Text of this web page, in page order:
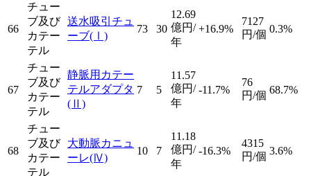
66
チュー
ブ及び
カテー
テル
送水吸引チュ
ーブ(Ⅰ)
73 30
12.69
億円/
年
+16.9%
7127
円/個 0.3%
67
チュー
ブ及び
カテー
テル
静脈用カテー
テルアダプタ
(Ⅱ)
7 5
11.57
億円/
年
-11.7%
76
円/個 68.7%
68
チュー
ブ及び
カテー
テル
大動脈カニュ
ーレ(Ⅳ)
10 7
11.18
億円/
年
-16.3%
4315
円/個 3.6%